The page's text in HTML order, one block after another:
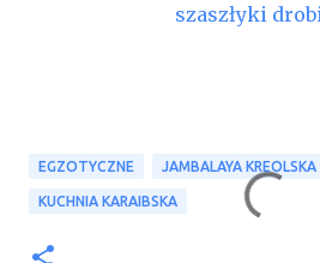
szaszłyki
EGZOTYCZNE JAMBALAYA KREOLSKA
KUCHNIA KARAIBSKA